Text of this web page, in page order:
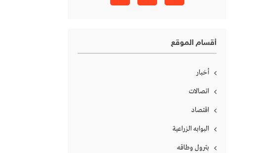
أقسام الموقع
أخبار
اتصالات
اقتصاد
البوابه الزراعية
بترول وطاقه